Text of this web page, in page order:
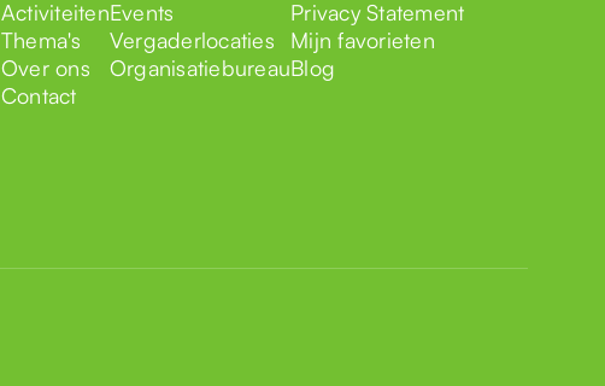
Activiteiten
Thema's
Over ons
Contact
Events
Vergaderlocaties
Organisatiebureau
Privacy Statement
Mijn favorieten
Blog